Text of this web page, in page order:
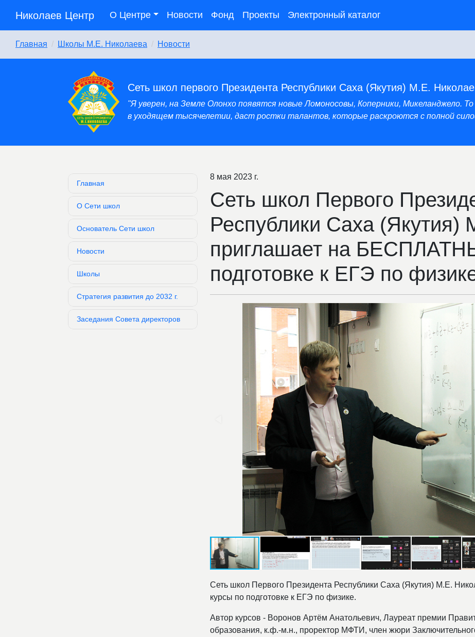
Николаев Центр О Центре Новости Фонд Проекты Электронный каталог
Главная Школы М.Е. Николаева Новости
Сеть школ первого Президента Республики Саха (Якутия) М.Е.
"Я уверен, на Земле Олонхо появятся новые Ломоносовы, Коперники, Микеланджело.
в уходящем тысячелетии, даст ростки талантов, которые раскроются с полной
Главная
О Сети школ
Основатель Сети школ
Новости
Школы
Стратегия развития до 2032 г.
Заседания Совета директоров
8 мая 2023 г.
Сеть школ Первого
Республики Саха (Якутия)
приглашает на
подготовке к ЕГЭ по
Сеть школ Первого Президента Республики Саха (Якутия) М.Е.
курсы по подготовке к ЕГЭ по физике.
Автор курсов - Воронов Артём Анатольевич, Лауреат премии
образования, к.ф.-м.н., проректор МФТИ, член жюри